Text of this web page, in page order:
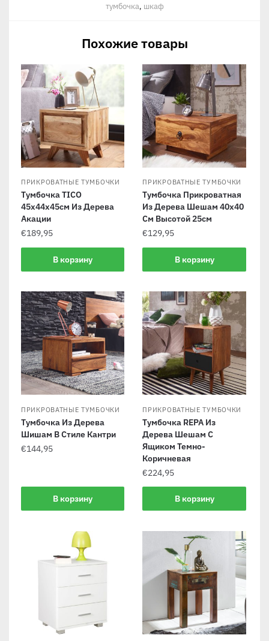
тумбочка, шкаф
Похожие товары
ПРИКРОВАТНЫЕ ТУМБОЧКИ
Тумбочка TICO
45x44x45см Из Дерева
Акации
€189,95
В корзину
ПРИКРОВАТНЫЕ ТУМБОЧКИ
Тумбочка Прикроватная
Из Дерева Шешам 40х40
См Высотой 25см
€129,95
В корзину
ПРИКРОВАТНЫЕ ТУМБОЧКИ
Тумбочка Из Дерева
Шишам В Стиле Кантри
€144,95
В корзину
ПРИКРОВАТНЫЕ ТУМБОЧКИ
Тумбочка REPA Из
Дерева Шешам С
Ящиком Темно-
Коричневая
€224,95
В корзину